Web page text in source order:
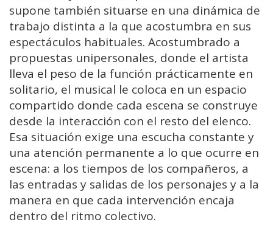
supone también situarse en una dinámica de
trabajo distinta a la que acostumbra en sus
espectáculos habituales. Acostumbrado a
propuestas unipersonales, donde el artista
lleva el peso de la función prácticamente en
solitario, el musical le coloca en un espacio
compartido donde cada escena se construye
desde la interacción con el resto del elenco.
Esa situación exige una escucha constante y
una atención permanente a lo que ocurre en
escena: a los tiempos de los compañeros, a
las entradas y salidas de los personajes y a la
manera en que cada intervención encaja
dentro del ritmo colectivo.